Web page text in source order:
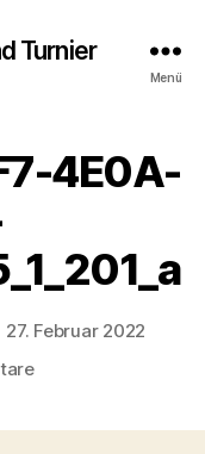
Turnier
Menü
4E0A-
27. Februar 2022
zu